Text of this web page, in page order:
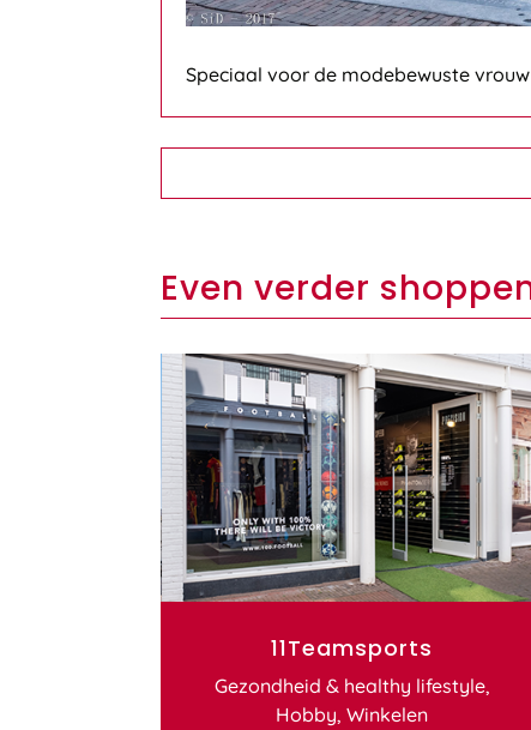
Speciaal voor de modebewuste
Even verder
11Teamsports
Gezondheid & healthy lifestyle,
Hobby,Winkelen